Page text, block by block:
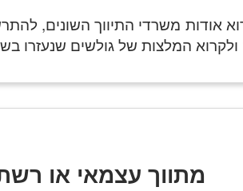
אודות משרדי התיווך השונים,
ולקרוא המלצות של גולשים שנעזרו
מתווך עצמאי או